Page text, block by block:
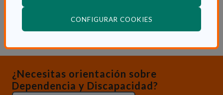
CONFIGURAR COOKIES
¿Necesitas orientación sobre
Dependencia y Discapacidad?